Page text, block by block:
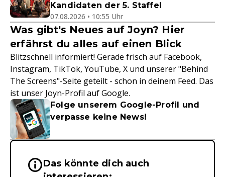
Kandidaten der 5. Staffel
07.08.2026 • 10:55 Uhr
Was gibt's Neues auf Joyn? Hier
erfährst du alles auf einen Blick
Blitzschnell informiert! Gerade frisch auf Facebook,
Instagram, TikTok, YouTube, X und unserer "Behind
The Screens"-Seite geteilt - schon in deinem Feed. Das
ist unser Joyn-Profil auf Google.
Folge unserem Google-Profil und
verpasse keine News!
Wichtige Hinweise &
Das könnte dich auch